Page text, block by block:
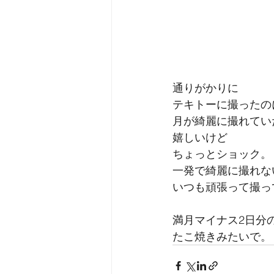
通りがかりに
テキトーに撮った
月が綺麗に撮れて
嬉しいけど
ちょっとショック。
一発で綺麗に撮れ
いつも頑張って撮
満月マイナス2日分
たこ焼きみたいで。